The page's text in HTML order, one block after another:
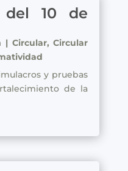
del 10 de
| Circular,Circular
y pruebas
de la